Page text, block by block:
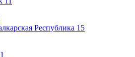
Республика 15
1